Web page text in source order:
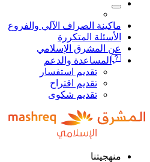
ماكينة الصراف الآلي والفروع
الأسئلة المتكررة
عن المشرق الإسلامي
المساعدة والدعم
تقديم استفسار
تقديم اقتراح
تقديم شكوى
منهجيتنا